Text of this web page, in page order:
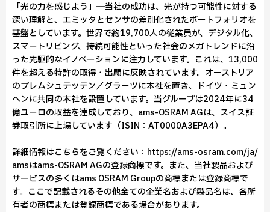
「光の力を感じよう」―当社の成功は、光が持つ可能性に対する
深い理解と、エミッタとセンサの差別化されたポートフォリオを
基盤としています。世界で約19,700人の従業員が、デジタル化、
スマートリビング、持続可能性といった社会のメガトレンドに沿
った先駆的なイノベーションに注力しています。これは、13,000
件を超える特許の取得・出願に反映されています。オーストリア
のプレムシュテッテン／グラーツに本社を置き、ドイツ・ミュン
ヘンに共同の本社を設置しています。当グループは2024年に34
億ユーロの収益を達成しており、ams-OSRAM AGは、スイス証
券取引所に上場しています（ISIN：AT0000A3EPA4）。
詳細情報はこちらをご覧ください：https://ams-osram.com/ja/
amsはams-OSRAM AGの登録商標です。また、当社製品および
サービスの多くはams OSRAM Groupの商標または登録商標で
す。ここで記載されるその他全ての企業名および製品名は、各所
有者の商標または登録商標である場合があります。